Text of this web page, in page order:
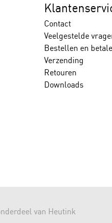
Contact
Veelgestelde
Bestellen en
Verzending
Retouren
Downloads
van Heutink